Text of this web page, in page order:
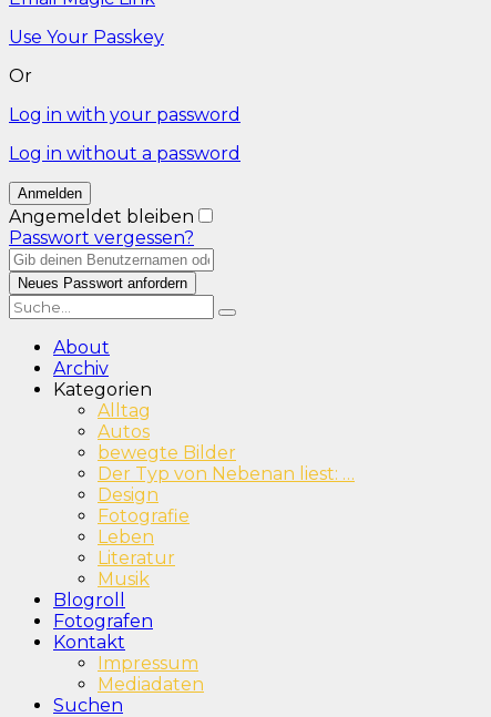
Use Your Passkey
Or
Log in with your password
Log in without a password
Angemeldet bleiben
Passwort vergessen?
About
Archiv
Kategorien
Alltag
Autos
bewegte Bilder
Der Typ von Nebenan liest: …
Design
Fotografie
Leben
Literatur
Musik
Blogroll
Fotografen
Kontakt
Impressum
Mediadaten
Suchen